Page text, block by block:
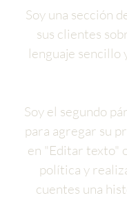
Soy una sección
sus clientes
lenguaje sencillo
Soy el segundo
para agregar su
en "Editar texto"
política y
cuentes una